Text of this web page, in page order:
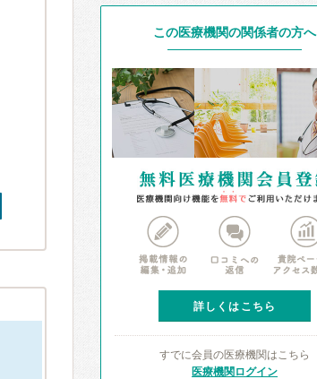
この医療機関の関係者の方へ
詳しくはこちら
すでに会員の医療機関はこちら
医療機関ログイン